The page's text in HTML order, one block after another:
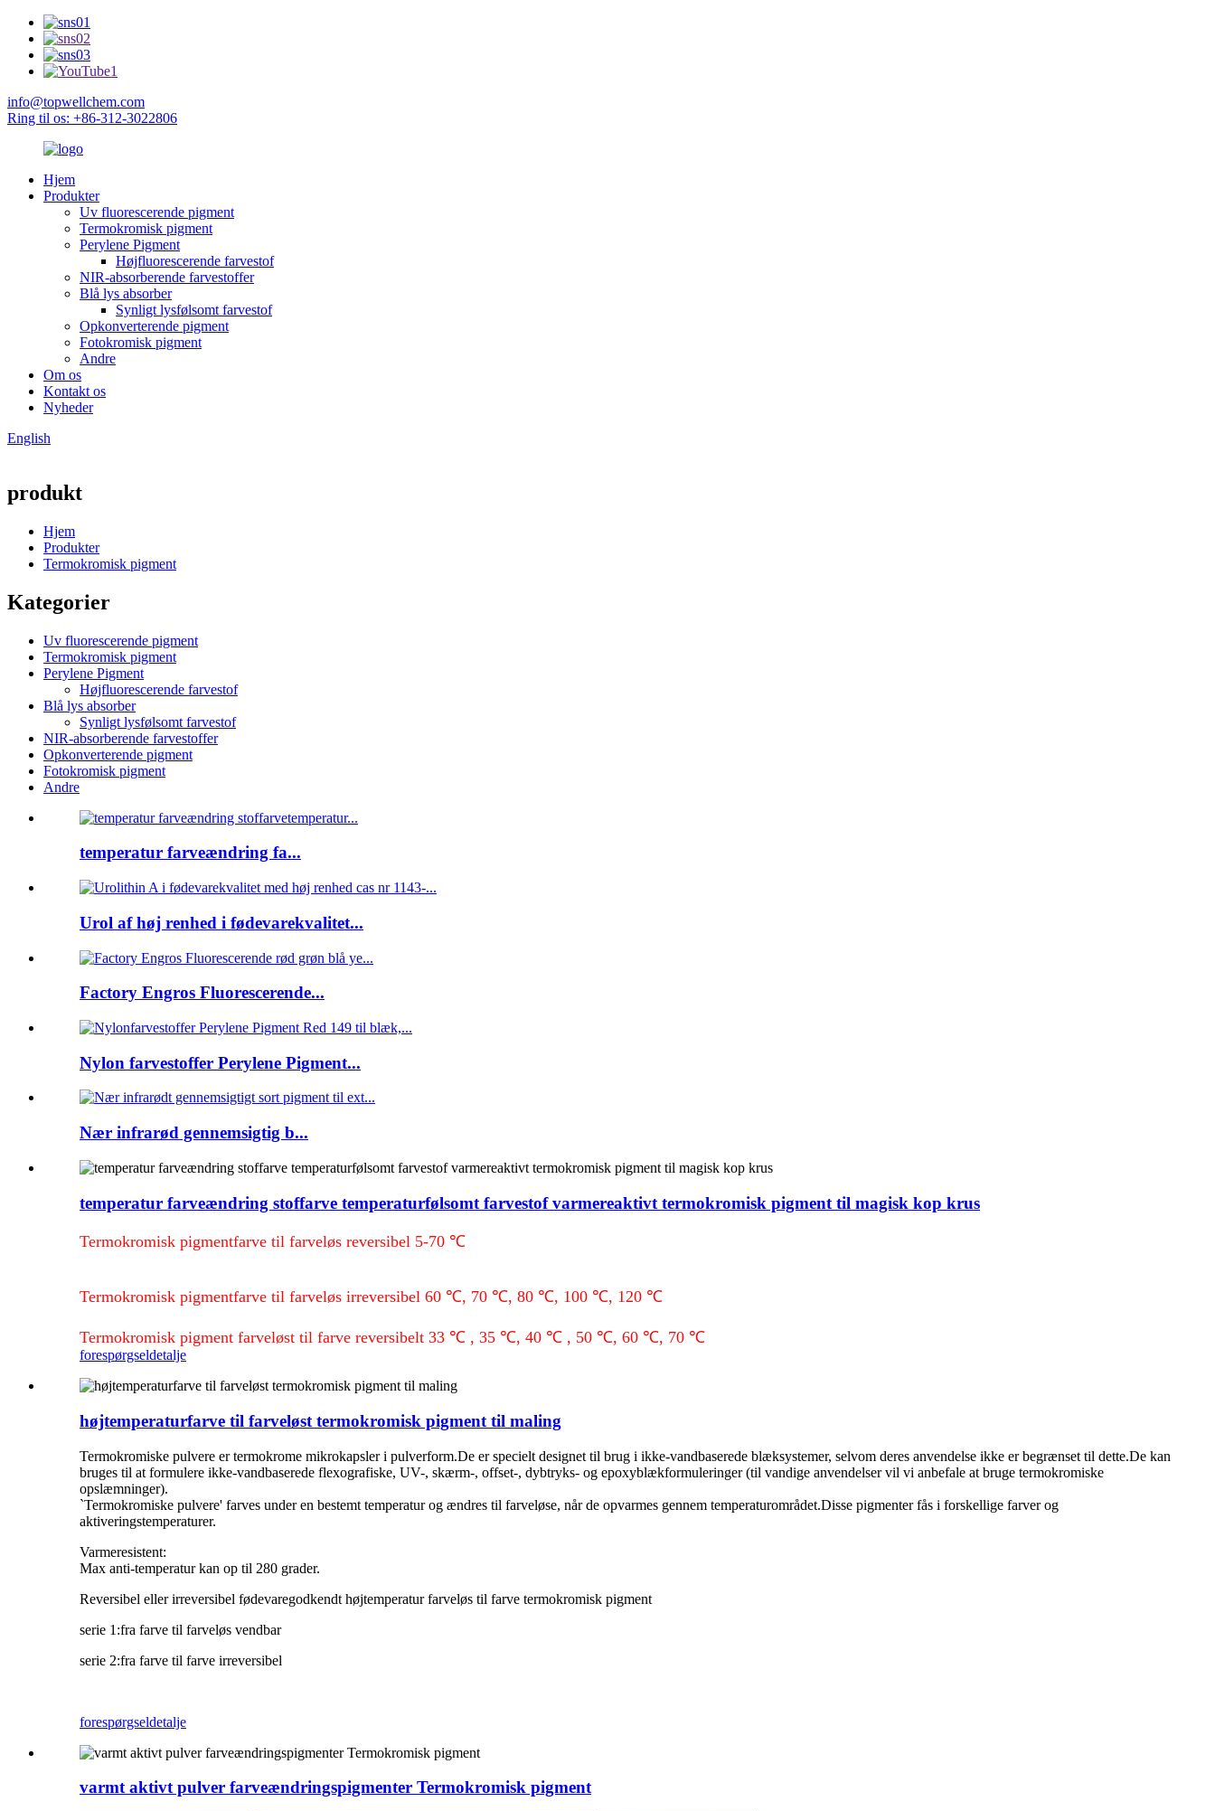
info@topwellchem.com
Ring til os: +86-312-3022806
Hjem
Produkter
Uv fluorescerende pigment
Termokromisk pigment
Perylene Pigment
Højfluorescerende farvestof
NIR-absorberende farvestoffer
Blå lys absorber
Synligt lysfølsomt farvestof
Opkonverterende pigment
Fotokromisk pigment
Andre
Om os
Kontakt os
Nyheder
English
produkt
Hjem
Produkter
Termokromisk pigment
Kategorier
Uv fluorescerende pigment
Termokromisk pigment
Perylene Pigment
Højfluorescerende farvestof
Blå lys absorber
Synligt lysfølsomt farvestof
NIR-absorberende farvestoffer
Opkonverterende pigment
Fotokromisk pigment
Andre
temperatur farveændring fa...
Urol af høj renhed i fødevarekvalitet...
Factory Engros Fluorescerende...
Nylon farvestoffer Perylene Pigment...
Nær infrarød gennemsigtig b...
temperatur farveændring stoffarve temperaturfølsomt farvestof varmereaktivt termokromisk pigment til magisk kop krus
Termokromisk pigmentfarve til farveløs reversibel 5-70 ℃
Termokromisk pigmentfarve til farveløs irreversibel 60 ℃, 70 ℃, 80 ℃, 100 ℃, 120 ℃
Termokromisk pigment farveløst til farve reversibelt 33 ℃ , 35 ℃, 40 ℃ , 50 ℃, 60 ℃, 70 ℃
forespørgseldetalje
højtemperaturfarve til farveløst termokromisk pigment til maling
Termokromiske pulvere er termokrome mikrokapsler i pulverform.De er specielt designet til brug i ikke-vandbaserede blæksystemer, selvom deres anvendelse ikke er begrænset til dette.De kan
bruges til at formulere ikke-vandbaserede flexografiske, UV-, skærm-, offset-, dybtryks- og epoxyblækformuleringer (til vandige anvendelser vil vi anbefale at bruge termokromiske
opslæmninger).
`Termokromiske pulvere' farves under en bestemt temperatur og ændres til farveløse, når de opvarmes gennem temperaturområdet.Disse pigmenter fås i forskellige farver og
aktiveringstemperaturer.
Varmeresistent:
Max anti-temperatur kan op til 280 grader.
Reversibel eller irreversibel fødevaregodkendt højtemperatur farveløs til farve termokromisk pigment
serie 1:fra farve til farveløs vendbar
serie 2:fra farve til farve irreversibel
forespørgseldetalje
varmt aktivt pulver farveændringspigmenter Termokromisk pigment